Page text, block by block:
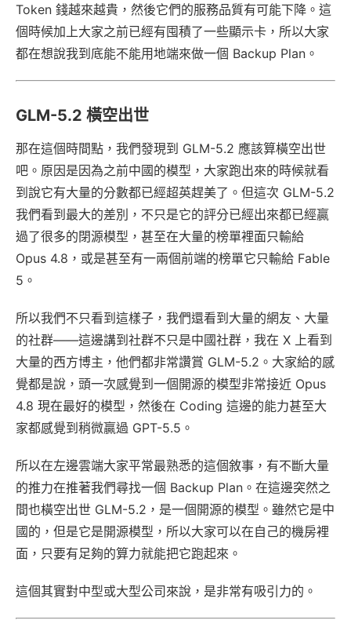
Token 錢越來越貴，然後它們的服務品質有可能下降。這
個時候加上大家之前已經有囤積了一些顯示卡，所以大家
都在想說我到底能不能用地端來做一個 Backup Plan。
GLM-5.2 橫空出世
那在這個時間點，我們發現到 GLM-5.2 應該算橫空出世
吧。原因是因為之前中國的模型，大家跑出來的時候就看
到說它有大量的分數都已經超英趕美了。但這次 GLM-5.2
我們看到最大的差別，不只是它的評分已經出來都已經贏
過了很多的閉源模型，甚至在大量的榜單裡面只輸給
Opus 4.8，或是甚至有一兩個前端的榜單它只輸給 Fable
5。
所以我們不只看到這樣子，我們還看到大量的網友、大量
的社群——這邊講到社群不只是中國社群，我在 X 上看到
大量的西方博主，他們都非常讚賞 GLM-5.2。大家給的感
覺都是說，頭一次感覺到一個開源的模型非常接近 Opus
4.8 現在最好的模型，然後在 Coding 這邊的能力甚至大
家都感覺到稍微贏過 GPT-5.5。
所以在左邊雲端大家平常最熟悉的這個敘事，有不斷大量
的推力在推著我們尋找一個 Backup Plan。在這邊突然之
間也橫空出世 GLM-5.2，是一個開源的模型。雖然它是中
國的，但是它是開源模型，所以大家可以在自己的機房裡
面，只要有足夠的算力就能把它跑起來。
這個其實對中型或大型公司來說，是非常有吸引力的。